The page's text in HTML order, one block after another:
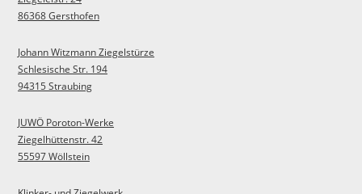
86368 Gersthofen
Johann Witzmann Ziegelstürze
Schlesische Str. 194
94315 Straubing
JUWÖ Poroton-Werke
Ziegelhüttenstr. 42
55597 Wöllstein